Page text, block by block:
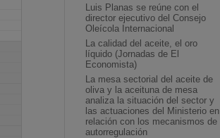
Luis Planas se reúne con el
director ejecutivo del Consejo
Oleícola Internacional
La calidad del aceite, el oro
líquido (Jornadas de El
Economista)
La mesa sectorial del aceite de
oliva y la aceituna de mesa
analiza la situación del sector y
las actuaciones del Ministerio en
relación con los mecanismos de
autorregulación